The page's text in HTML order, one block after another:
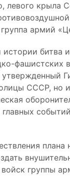
левого крыла
армий
истории битва
фашистских
утвержденный
СССР, но
главных
плана
группы